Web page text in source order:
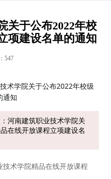
关于公布2022年校
项建设名单的通知
547
术学院关于公布2022年校级
通知
河南建筑职业技术学院关
在线开放课程立项建设名
技术学院精品在线开放课程